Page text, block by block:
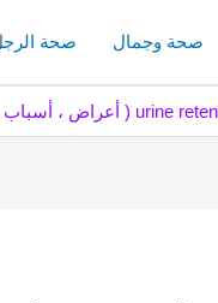
صحة وجمال صحة